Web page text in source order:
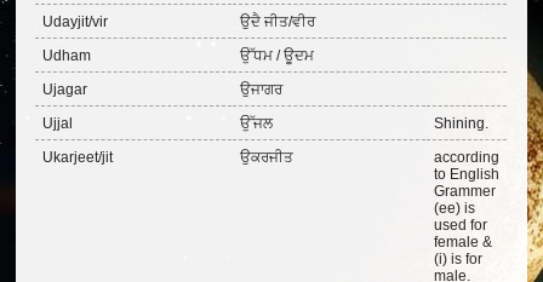
Udayjit/vir
ਉਦੈ ਜੀਤ/ਵੀਰ
Udham
ਉੱਧਮ / ਊਦਮ
Ujagar
ਉਜਾਗਰ
Ujjal
ਉੱਜਲ
Shining.
Ukarjeet/jit
ਉਕਰਜੀਤ
according
to English
Grammer
(ee) is
used for
female &
(i) is for
male.